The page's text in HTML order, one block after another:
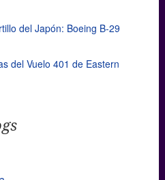
del Japón: Boeing B-29
del Vuelo 401 de Eastern